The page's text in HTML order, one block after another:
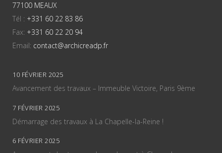
77100 MEAUX
Tél : +331 60 22 83 86
Fax: +331 60 22 20 94
Email: contact@archicreadp.fr
10 FÉVRIER 2025
Avancement des travaux – Immeuble Victoire, Paris 9ème
7 FÉVRIER 2025
Démarrage des travaux à La Chapelle-la-Reine !
6 FÉVRIER 2025